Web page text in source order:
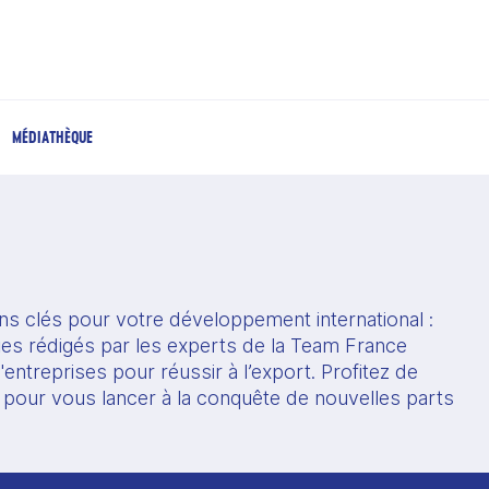
MÉDIATHÈQUE
clés pour votre développement international :
rédigés par les experts de la Team France
pour réussir à l’export. Profitez de
vous lancer à la conquête de nouvelles parts